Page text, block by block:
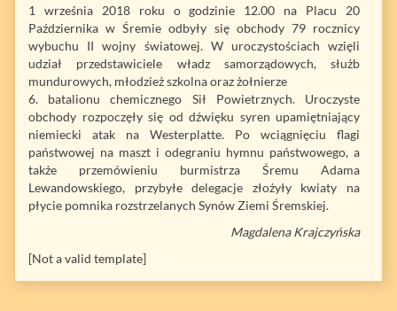
1 września 2018 roku o godzinie 12.00 na Placu 20
Października w Śremie odbyły się obchody 79 rocznicy
wybuchu II wojny światowej. W uroczystościach wzięli
udział przedstawiciele władz samorządowych, służb
mundurowych, młodzież szkolna oraz żołnierze
6. batalionu chemicznego Sił Powietrznych. Uroczyste
obchody rozpoczęły się od dźwięku syren upamiętniający
niemiecki atak na Westerplatte. Po wciągnięciu flagi
państwowej na maszt i odegraniu hymnu państwowego, a
także przemówieniu burmistrza Śremu Adama
Lewandowskiego, przybyłe delegacje złożyły kwiaty na
płycie pomnika rozstrzelanych Synów Ziemi Śremskiej.
Magdalena Krajczyńska
[Not a valid template]